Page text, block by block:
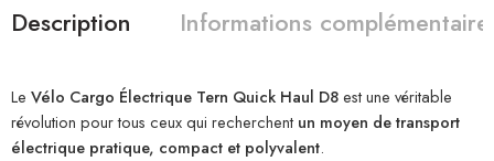
Description Informations
Le Vélo Cargo Électrique Tern Quick Haul D8est une véritable
révolution pour tous ceux qui recherchent un moyen de transport
électrique pratique, compact et polyvalent.